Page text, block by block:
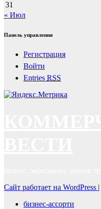
31
« Июл
Панель управления
Регистрация
Войти
Entries RSS
Сайт работает на WordPress |
бизнес-ассорти